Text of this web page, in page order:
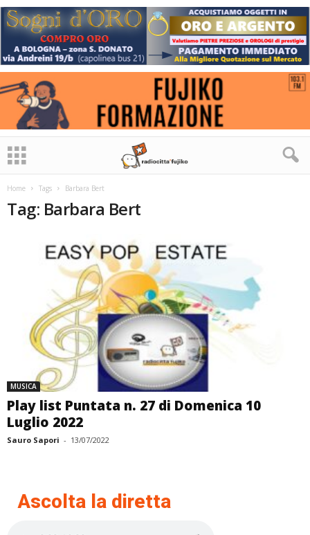
Home Tags Barbara Bert
Tag: Barbara Bert
MUSICA
Play list Puntata n. 27 di Domenica 10
Luglio 2022
Sauro Sapori - 13/07/2022
Ascolta la diretta